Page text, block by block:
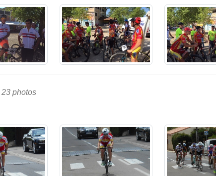
23 photos